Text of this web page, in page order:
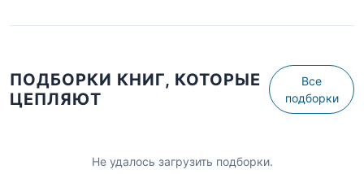
ПОДБОРКИ КНИГ, КОТОРЫЕ
ЦЕПЛЯЮТ
Все
подборки
Не удалось загрузить подборки.